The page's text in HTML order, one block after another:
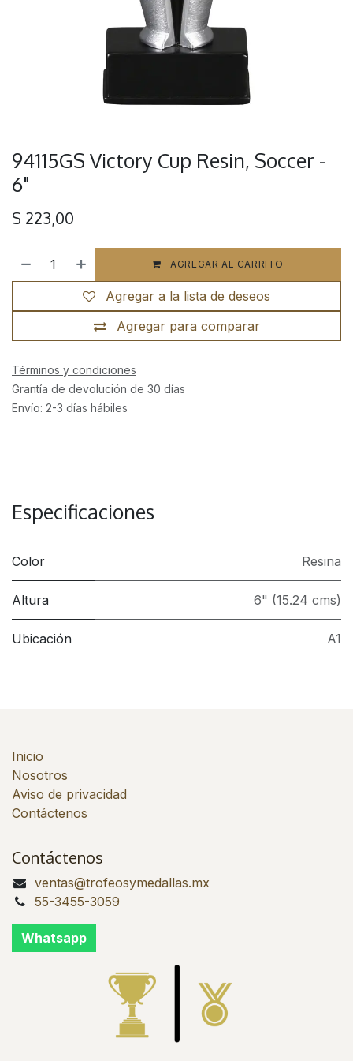
94115GS Victory Cup Resin, Soccer -
6"
$ 223,00
AGREGAR AL CARRITO
Agregar para comparar
Agregar a la lista de deseos
Términos y condiciones
Grantía de devolución de 30 días
Envío: 2-3 días hábiles
Especificaciones
Color Resina
Altura 6" (15.24 cms)
Ubicación A1
Inicio
Nosotros
Aviso de privacidad
Contáctenos
Contáctenos
ventas@trofeosymedallas.mx
55-3455-3059
Whatsapp